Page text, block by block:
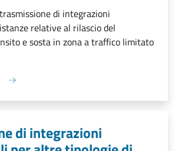
di integrazioni
relative al rilascio del
e sosta in zona a traffico limitato
di integrazioni